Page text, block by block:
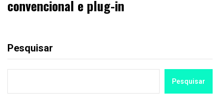
convencional e plug-in
Pesquisar
Pesquisar